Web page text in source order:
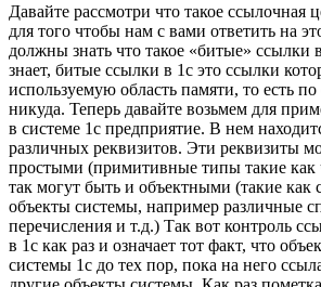
Давайте рассмотри что такое ссылочная
для того чтобы нам с вами ответить на
должны знать что такое «битые» ссылки
знает, битые ссылки в 1с это ссылки
используемую область памяти, то есть
никуда. Теперь давайте возьмем для
в системе 1с предприятие. В нем
различных реквизитов. Эти реквизиты
простыми (примитивные типы такие как
так могут быть и объектными (такие как
объекты системы, например различные
перечисления и т.д.) Так вот контроль
в 1с как раз и означает тот факт, что
системы 1с до тех пор, пока на него